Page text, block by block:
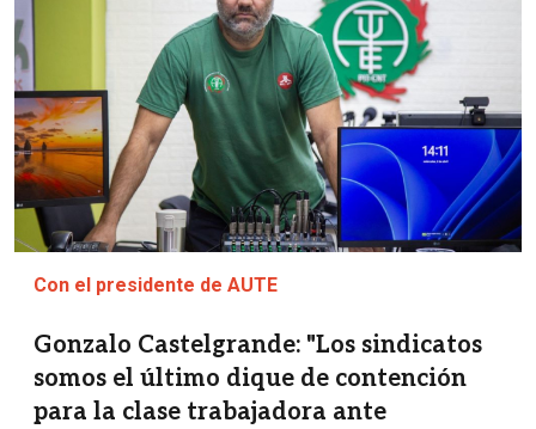
Con el presidente de AUTE
Gonzalo Castelgrande: "Los sindicatos
somos el último dique de contención
para la clase trabajadora ante